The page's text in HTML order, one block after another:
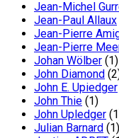
Jean-Michel
Jean-Paul Allaux
Jean-Pierre
Jean-Pierre
Johan Wölber (1)
John Diamond
John E. Upiedger
John Thie (1)
John Upledger
Julian Barnard (1)